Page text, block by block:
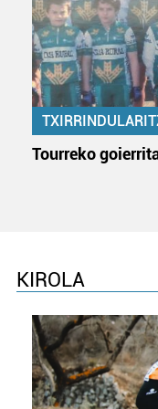
interes komertzial
bazkideen
duten interes
dezakezun ikusteko.
Lortu zure datu
datuen atalean.
zerbitzuak
baliatzen gara. Ohar
erabiltzeko baimen
irakurri
Tourreko
KIROLA